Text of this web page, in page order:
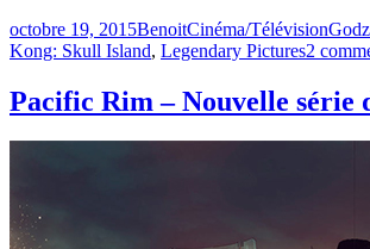
Publié
le
octobre 19, 2015BenoitCatégories
Cinéma/Télévision
Kong: Skull Island, Legendary Pictures2
Pacific Rim – Nouvelle série